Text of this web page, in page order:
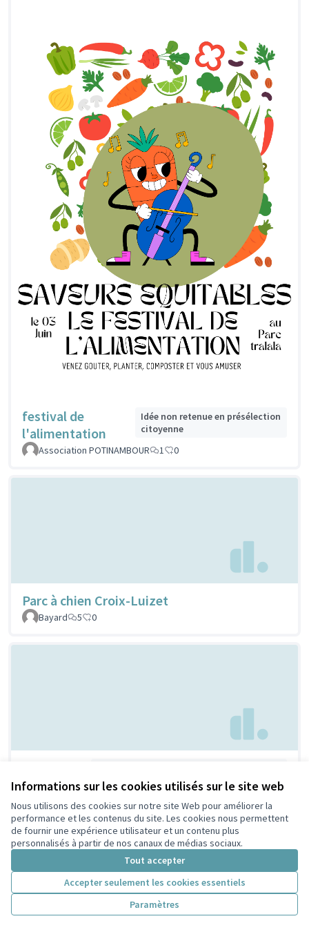
Informations sur les cookies utilisés sur le site web
Nous utilisons des cookies sur notre site Web pour améliorer la
performance et les contenus du site. Les cookies nous permettent
de fournir une expérience utilisateur et un contenu plus
personnalisés à partir de nos canaux de médias sociaux.
Tout accepter
Accepter seulement les cookies essentiels
Paramètres
festival de
l'alimentation
Idée non retenue en présélection
citoyenne
Association POTINAMBOUR
1 0
Parc à chien Croix-Luizet
Bayard 5 0
Nathalie NALIZA
1 0